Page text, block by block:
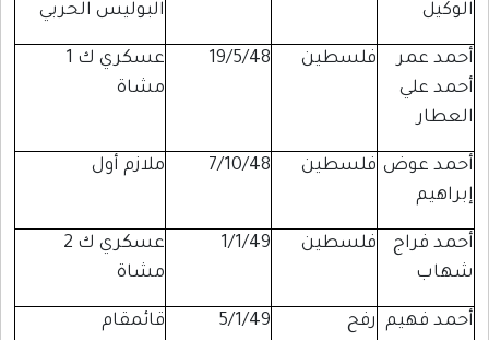
الوكيل
البوليس الحربي
أحمد عمر
أحمد علي
العطار
فلسطين 19/5/48
عسكري ك 1
مشاة
أحمد عوض
إبراهيم
فلسطين 7/10/48 ملازم أول
أحمد فراج
شهاب
فلسطين 1/1/49
عسكري ك 2
مشاة
أحمد فهيم
رفح 5/1/49 قائمقام